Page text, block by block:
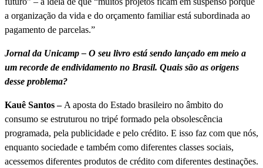
a organização da vida e do orçamento familiar está subordinada ao
pagamento de parcelas.”
Jornal da Unicamp – O seu livro está sendo lançado em meio a
um recorde de endividamento no Brasil. Quais são as origens
desse problema?
Kauê Santos – A aposta do Estado brasileiro no âmbito do
consumo se estruturou no tripé formado pela obsolescência
programada, pela publicidade e pelo crédito. E isso faz com que nós,
enquanto sociedade e também como diferentes classes sociais,
acessemos diferentes produtos de crédito com diferentes destinações.